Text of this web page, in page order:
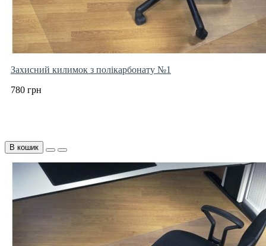
Захисний килимок з полікарбонату №1
780 грн
В кошик